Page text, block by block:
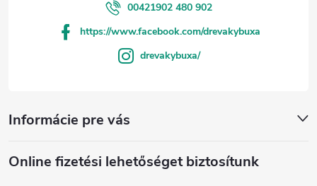
00421902 480 902
https://www.facebook.com/drevakybuxa
drevakybuxa/
Informácie pre vás
Online fizetési lehetőséget biztosítunk